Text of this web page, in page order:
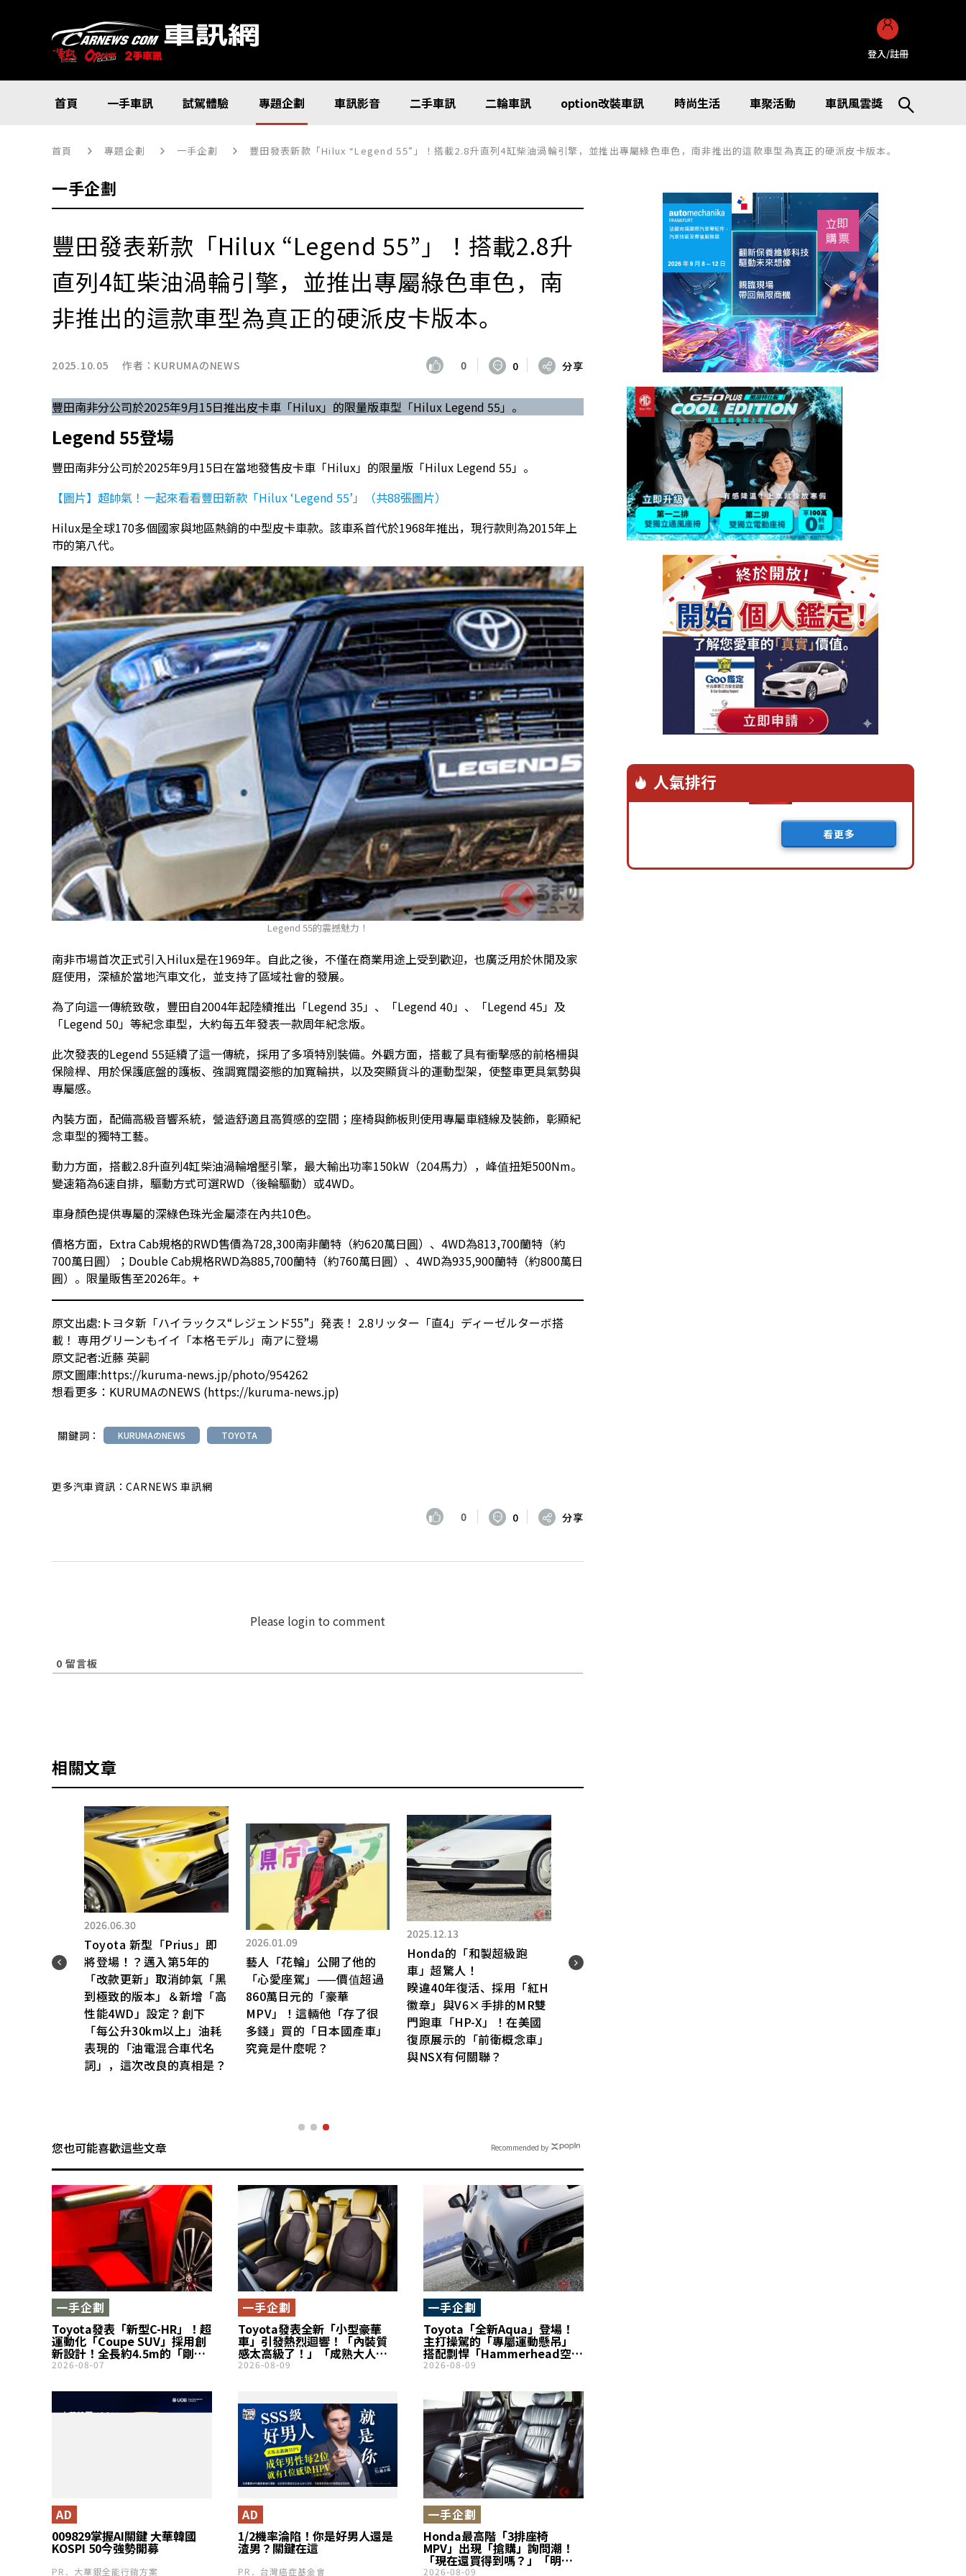
登入/註冊
首頁 一手車訊 試駕體驗 專題企劃 車訊影音 二手車訊 二輪車訊 option改裝車訊 時尚生活 車聚活動 車訊風雲獎
首頁 專題企劃 一手企劃 豐田發表新款「Hilux “Legend 55”」！搭載2.8升直列4缸柴油渦輪引擎，並推出專屬綠色車色，南非推出的這款車型為真正的硬派皮卡版本。
一手企劃
豐田發表新款「Hilux “Legend 55”」！搭載2.8升
直列4缸柴油渦輪引擎，並推出專屬綠色車色，南
非推出的這款車型為真正的硬派皮卡版本。
2025.10.05 作者： KURUMAのNEWS 0 0 分享
豐田南非分公司於2025年9月15日推出皮卡車「Hilux」的限量版車型「Hilux Legend 55」。
Legend 55登場
豐田南非分公司於2025年9月15日在當地發售皮卡車「Hilux」的限量版「Hilux Legend 55」。
【圖片】超帥氣！一起來看看豐田新款「Hilux ‘Legend 55’」（共88張圖片）
Hilux是全球170多個國家與地區熱銷的中型皮卡車款。該車系首代於1968年推出，現行款則為2015年上
市的第八代。
Legend 55的震撼魅力！
南非市場首次正式引入Hilux是在1969年。自此之後，不僅在商業用途上受到歡迎，也廣泛用於休閒及家
庭使用，深植於當地汽車文化，並支持了區域社會的發展。
為了向這一傳統致敬，豐田自2004年起陸續推出「Legend 35」、「Legend 40」、「Legend 45」及
「Legend 50」等紀念車型，大約每五年發表一款周年紀念版。
此次發表的Legend 55延續了這一傳統，採用了多項特別裝備。外觀方面，搭載了具有衝擊感的前格柵與
保險桿、用於保護底盤的護板、強調寬闊姿態的加寬輪拱，以及突顯貨斗的運動型架，使整車更具氣勢與
專屬感。
內裝方面，配備高級音響系統，營造舒適且高質感的空間；座椅與飾板則使用專屬車縫線及裝飾，彰顯紀
念車型的獨特工藝。
動力方面，搭載2.8升直列4缸柴油渦輪增壓引擎，最大輸出功率150kW（204馬力），峰值扭矩500Nm。
變速箱為6速自排，驅動方式可選RWD（後輪驅動）或4WD。
車身顏色提供專屬的深綠色珠光金屬漆在內共10色。
價格方面，Extra Cab規格的RWD售價為728,300南非蘭特（約620萬日圓）、4WD為813,700蘭特（約
700萬日圓）；Double Cab規格RWD為885,700蘭特（約760萬日圓）、4WD為935,900蘭特（約800萬日
圓）。限量販售至2026年。+
原文出處: トヨタ新「ハイラックス“レジェンド55”」発表！ 2.8リッター「直4」ディーゼルターボ搭
載！ 専用グリーンもイイ「本格モデル」南アに登場
原文記者:近藤 英嗣
原文圖庫:https://kuruma-news.jp/photo/954262
想看更多： KURUMAのNEWS (https://kuruma-news.jp)
關鍵詞： KURUMAのNEWS TOYOTA
更多汽車資訊：CARNEWS 車訊網
0 0 分享
Please login to comment
0 留言板
相關文章
2026.06.30
Toyota 新型「Prius」即
將登場！？邁入第5年的
「改款更新」取消帥氣「黑
到極致的版本」＆新增「高
性能4WD」設定？創下
「每公升30km以上」油耗
表現的「油電混合車代名
詞」，這次改良的真相是？
2026.01.09
藝人「花輪」公開了他的
「心愛座駕」——價值超過
860萬日元的「豪華
MPV」！這輛他「存了很
多錢」買的「日本國產車」
究竟是什麼呢？
2025.12.13
Honda的「和製超級跑
車」超驚人！
睽違40年復活、採用「紅H
徽章」與V6×手排的MR雙
門跑車「HP-X」！在美國
復原展示的「前衛概念車」
與NSX有何關聯？
您也可能喜歡這些文章
Toyota發表「新型C-HR」！超
運動化「Coupe SUV」採用創
新設計！全長約4.5m的「剛剛
好」車身尺寸更具魅力！可享
規車型備受關注！
一手企劃
2026-08-07
Toyota發表全新「小型豪華
車」引發熱烈迴響！「內裝質
感太高級了！」「成熟大人的
Premium感很棒」成為話題！
ACTIVE ELEGANCE”」究竟是
什麼？
一手企劃
2026-08-09
Toyota「全新Aqua」登場！
主打操駕的「專屬運動懸吊」
搭配剽悍「Hammerhead空力
車頭」×紅色卡鉗！睽違約1年
一手企劃
2026-08-09
009829掌握AI關鍵 大華韓國
KOSPI 50今強勢開募
AD
PR．大華銀全能行銷方案
1/2機率淪陷！你是好男人還是
渣男？關鍵在這
AD
PR．台灣癌症基金會
Honda最高階「3排座椅
MPV」出現「搶購」詢問潮！
「現在還買得到嗎？」「明明
才剛小改款…」引發震撼！部
一手企劃
2026-08-09
Recommended by
人氣排行
看更多